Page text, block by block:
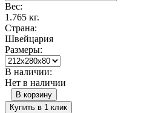
Вес:
1.765 кг.
Страна:
Швейцария
Размеры:
В наличии:
Нет в наличии
В корзину
Купить в 1 клик